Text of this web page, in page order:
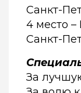
Санкт-
4 место –
Санкт-
За